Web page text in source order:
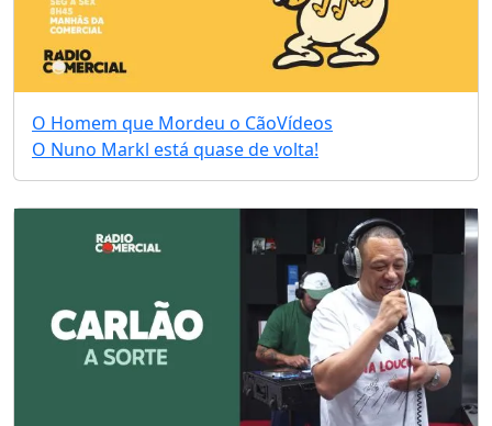
O Homem que Mordeu o CãoVídeos
O Nuno Markl está quase de volta!